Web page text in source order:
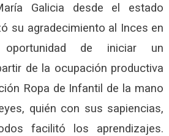
Galicia desde el estado
su agradecimiento al Inces en
de iniciar un
de la ocupación productiva
Ropa de Infantil de la mano
quién con sus sapiencias,
facilitó los aprendizajes.